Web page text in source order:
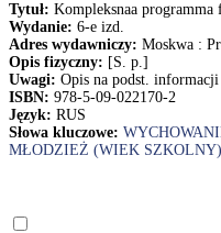
Tytuł: Kompleksnaa
Wydanie: 6-e izd.
Adres wydawniczy: Moskwa :
Opis fizyczny: [S. p.]
Uwagi: Opis na podst.
ISBN: 978-5-09-022170-2
Język: RUS
Słowa kluczowe:
MŁODZIEŻ (WIEK SZKOLNY)